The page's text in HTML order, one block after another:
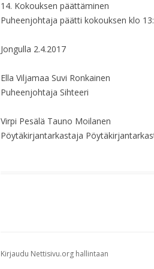
14. Kokouksen päättäminen
Puheenjohtaja päätti kokouksen klo
Jongulla 2.4.2017
Ella Viljamaa Suvi Ronkainen
Puheenjohtaja Sihteeri
Virpi Pesälä Tauno Moilanen
Pöytäkirjantarkastaja
Kirjaudu Nettisivu.org hallintaan